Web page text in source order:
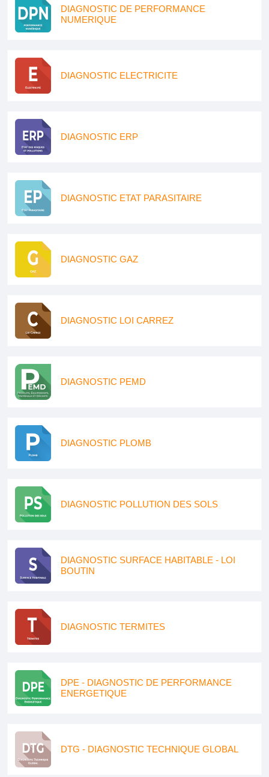
DIAGNOSTIC DE PERFORMANCE
NUMERIQUE
DIAGNOSTIC ELECTRICITE
DIAGNOSTIC ERP
DIAGNOSTIC ETAT PARASITAIRE
DIAGNOSTIC GAZ
DIAGNOSTIC LOI CARREZ
DIAGNOSTIC PEMD
DIAGNOSTIC PLOMB
DIAGNOSTIC POLLUTION DES SOLS
DIAGNOSTIC SURFACE HABITABLE - LOI
BOUTIN
DIAGNOSTIC TERMITES
DPE - DIAGNOSTIC DE PERFORMANCE
ENERGETIQUE
DTG - DIAGNOSTIC TECHNIQUE GLOBAL